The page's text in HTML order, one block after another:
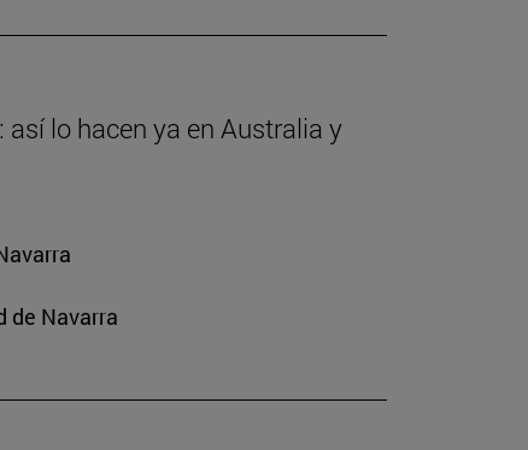
lo hacen ya en Australia y
de Navarra